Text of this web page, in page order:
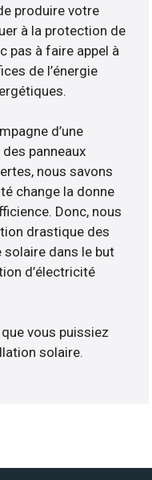
produire votre
à la protection de
pas à faire appel à
de l’énergie
d’une
panneaux
nous savons
change la donne
Donc, nous
drastique des
dans le but
d’électricité
vous puissiez
solaire.